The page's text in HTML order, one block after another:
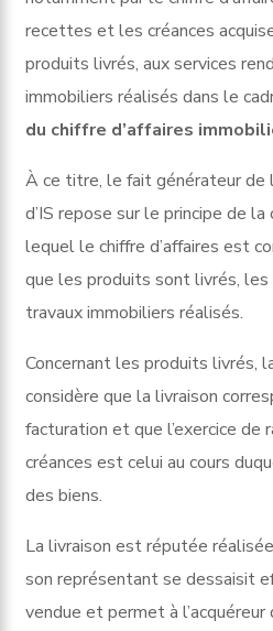
recettes et les créances
produits livrés, aux services
immobiliers réalisés dans le
du chiffre d’affaires
À ce titre, le fait générateur de
d’IS repose sur le principe de
lequel le chiffre d’affaires est
que les produits sont livrés,
travaux immobiliers réalisés.
Concernant les produits livrés,
considère que la livraison
facturation et que l’exercice de
créances est celui au cours
des biens.
La livraison est réputée
son représentant se dessaisit
vendue et permet à l’acquéreur